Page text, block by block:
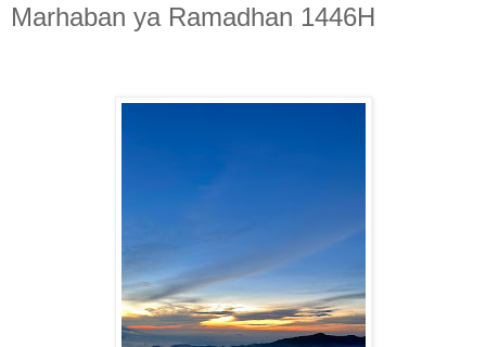
Marhaban ya Ramadhan 1446H